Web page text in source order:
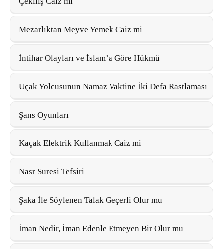
Mezarlıktan Meyve Yemek Caiz mi
İntihar Olayları ve İslam’a Göre Hükmü
Uçak Yolcusunun Namaz Vaktine İki Defa Rastlaması
Şans Oyunları
Kaçak Elektrik Kullanmak Caiz mi
Nasr Suresi Tefsiri
Şaka İle Söylenen Talak Geçerli Olur mu
İman Nedir, İman Edenle Etmeyen Bir Olur mu